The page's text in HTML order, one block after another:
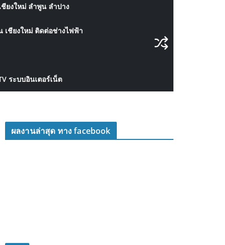
ยงใหม่ ลำพูน ลำปาง
ชียงใหม่ ติดต่อช่างไฟฟ้า
ระบบอินเตอร์เน็ต
ผลงานล่าสุด ทาง facebook